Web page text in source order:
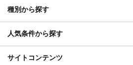
種別から探す
人気条件から探す
サイトコンテンツ